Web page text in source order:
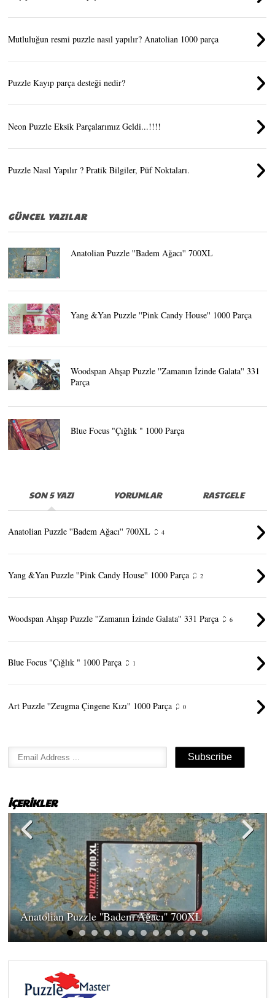
Mutluluğun resmi puzzle nasıl yapılır? Anatolian 1000 parça
Puzzle Kayıp parça desteği nedir?
Neon Puzzle Eksik Parçalarımız Geldi...!!!!
Puzzle Nasıl Yapılır ? Pratik Bilgiler, Püf Noktaları.
GÜNCEL YAZILAR
Anatolian Puzzle ''Badem Ağacı'' 700XL
Yang &Yan Puzzle ''Pink Candy House'' 1000 Parça
Woodspan Ahşap Puzzle ''Zamanın İzinde Galata'' 331
Parça
Blue Focus "Çığlık " 1000 Parça
SON 5 YAZI YORUMLAR RASTGELE
Anatolian Puzzle ''Badem Ağacı'' 700XL 4
Yang &Yan Puzzle ''Pink Candy House'' 1000 Parça 2
Woodspan Ahşap Puzzle ''Zamanın İzinde Galata'' 331 Parça 6
Blue Focus "Çığlık " 1000 Parça 1
Art Puzzle ''Zeugma Çingene Kızı'' 1000 Parça 0
İÇERİKLER
Anatolian Puzzle ''Badem Ağacı'' 700XL